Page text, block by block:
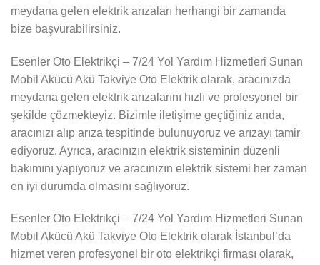
meydana gelen elektrik arızaları herhangi bir zamanda
bize başvurabilirsiniz.
Esenler Oto Elektrikçi – 7/24 Yol Yardım Hizmetleri Sunan
Mobil Akücü Akü Takviye Oto Elektrik olarak, aracınızda
meydana gelen elektrik arızalarını hızlı ve profesyonel bir
şekilde çözmekteyiz. Bizimle iletişime geçtiğiniz anda,
aracınızı alıp arıza tespitinde bulunuyoruz ve arızayı tamir
ediyoruz. Ayrıca, aracınızın elektrik sisteminin düzenli
bakımını yapıyoruz ve aracınızın elektrik sistemi her zaman
en iyi durumda olmasını sağlıyoruz.
Esenler Oto Elektrikçi – 7/24 Yol Yardım Hizmetleri Sunan
Mobil Akücü Akü Takviye Oto Elektrik olarak İstanbul’da
hizmet veren profesyonel bir oto elektrikçi firması olarak,